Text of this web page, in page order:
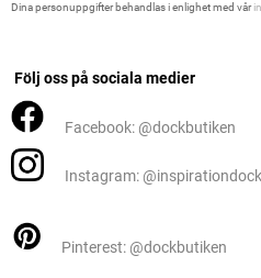
Dina personuppgifter behandlas i enlighet med vår
Följ oss på sociala medier
Facebook: @dockbutiken
Instagram:
Pinterest: @dockbutiken